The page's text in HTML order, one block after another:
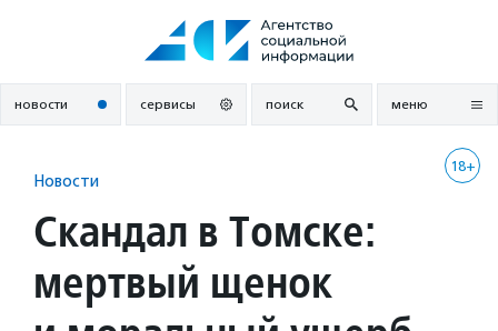
новости сервисы поиск меню
18+
Новости
Скандал в Томске:
мертвый щенок